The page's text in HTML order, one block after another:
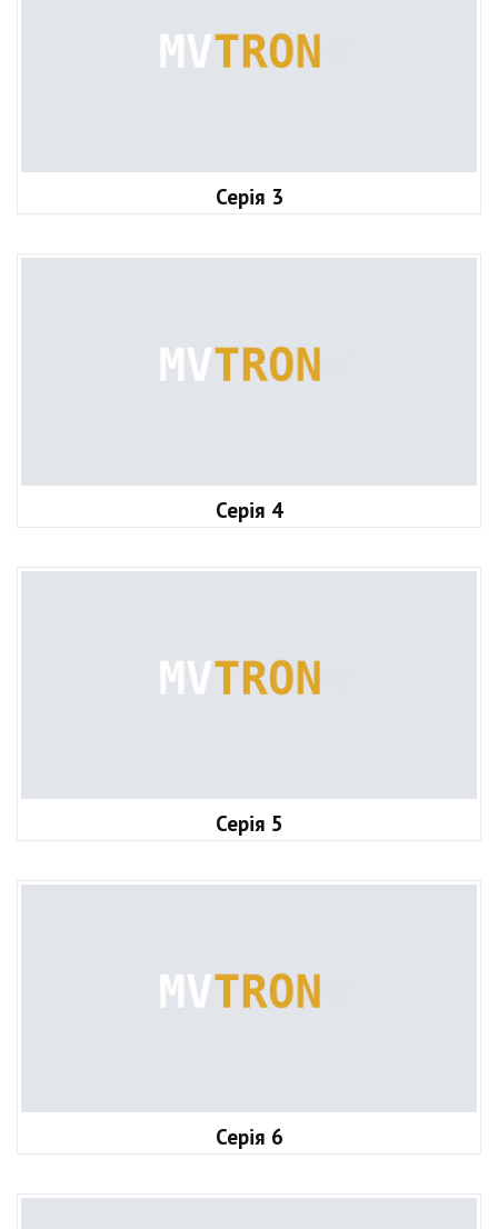
Серія 3
Серія 4
Серія 5
Серія 6